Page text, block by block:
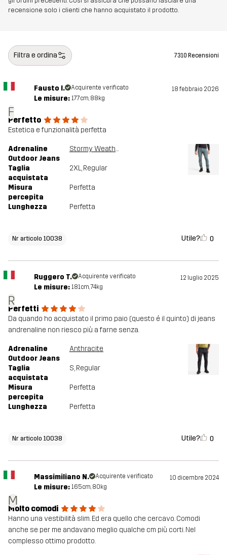
recensione solo i clienti che hanno acquistato il prodotto.
Filtra e ordina 7310 Recensioni
F
Fausto I. Acquirente verificato 18 febbraio 2026
Le misure: 177cm, 88kg
Perfetto
Estetica e funzionalità perfetta
Adrenaline
Outdoor Jeans
Stormy Weather
Taglia
acquistata
2XL, Regular
Misura
percepita
Perfetta
Lunghezza Perfetta
Nr articolo 10038 Utile? 0
R
Ruggero T. Acquirente verificato 12 luglio 2025
Le misure: 181cm, 74kg
Perfetti
Da quando ho acquistato il primo paio (questo é il quinto) di jeans
andrenaline non riesco più a farne senza.
Adrenaline
Outdoor Jeans
Anthracite
Taglia
acquistata
S, Regular
Misura
percepita
Perfetta
Lunghezza Perfetta
Nr articolo 10038 Utile? 0
M
Massimiliano N. Acquirente verificato 10 dicembre 2024
Le misure: 165cm, 80kg
Molto comodi
Hanno una vestibilità slim. Ed era quello che cercavo. Comodi
anche se per me andavano meglio qualche cm più corti. Nel
complesso ottimo prodotto.